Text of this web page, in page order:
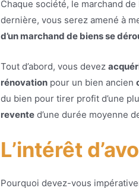
Chaque société, le marchand
dernière, vous serez amené à
d’un marchand de biens se
Tout d’abord, vous devez
rénovation pour un bien ancien
du bien pour tirer profit d’une
revente d’une durée moyenne
L’intérêt
Pourquoi devez-vous